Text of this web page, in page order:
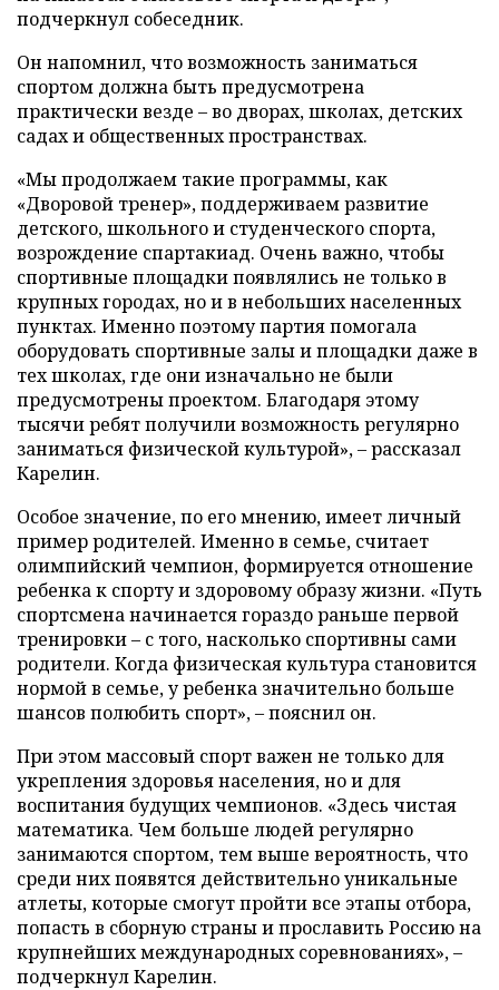
подчеркнул собеседник.
Он напомнил, что возможность заниматься
спортом должна быть предусмотрена
практически везде – во дворах, школах, детских
садах и общественных пространствах.
«Мы продолжаем такие программы, как
«Дворовой тренер», поддерживаем развитие
детского, школьного и студенческого спорта,
возрождение спартакиад. Очень важно, чтобы
спортивные площадки появлялись не только в
крупных городах, но и в небольших населенных
пунктах. Именно поэтому партия помогала
оборудовать спортивные залы и площадки даже в
тех школах, где они изначально не были
предусмотрены проектом. Благодаря этому
тысячи ребят получили возможность регулярно
заниматься физической культурой», – рассказал
Карелин.
Особое значение, по его мнению, имеет личный
пример родителей. Именно в семье, считает
олимпийский чемпион, формируется отношение
ребенка к спорту и здоровому образу жизни. «Путь
спортсмена начинается гораздо раньше первой
тренировки – с того, насколько спортивны сами
родители. Когда физическая культура становится
нормой в семье, у ребенка значительно больше
шансов полюбить спорт», – пояснил он.
При этом массовый спорт важен не только для
укрепления здоровья населения, но и для
воспитания будущих чемпионов. «Здесь чистая
математика. Чем больше людей регулярно
занимаются спортом, тем выше вероятность, что
среди них появятся действительно уникальные
атлеты, которые смогут пройти все этапы отбора,
попасть в сборную страны и прославить Россию на
крупнейших международных соревнованиях», –
подчеркнул Карелин.